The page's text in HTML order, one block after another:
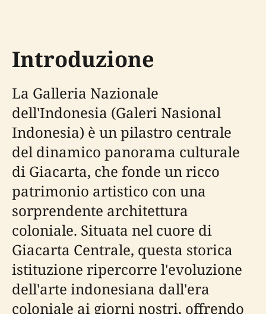
Introduzione
La Galleria Nazionale
dell'Indonesia (Galeri Nasional
Indonesia) è un pilastro centrale
del dinamico panorama culturale
di Giacarta, che fonde un ricco
patrimonio artistico con una
sorprendente architettura
coloniale. Situata nel cuore di
Giacarta Centrale, questa storica
istituzione ripercorre l'evoluzione
dell'arte indonesiana dall'era
coloniale ai giorni nostri, offrendo